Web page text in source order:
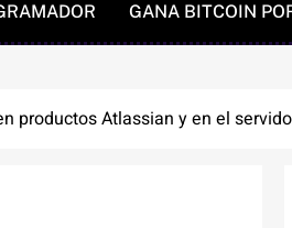
GANA BITCOIN
productos Atlassian y en el